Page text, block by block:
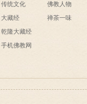
传统文化
大藏经
乾隆大藏经
手机佛教网
佛教人物
禅茶一味